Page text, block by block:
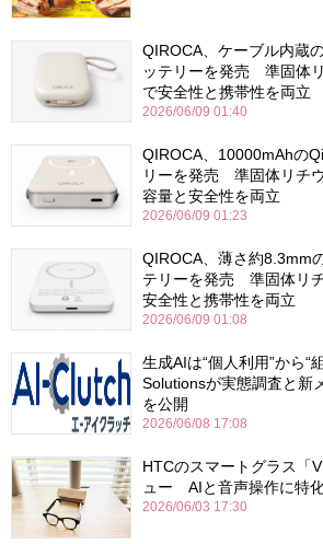
QIROCA、ケーブル内蔵
ッテリーを発売 準固体
で安全性と携帯性を両立
2026/06/09 01:40
QIROCA、10000mAhの
リーを発売 準固体リチ
容量と安全性を両立
2026/06/09 01:23
QIROCA、薄さ約8.3mm
テリーを発売 準固体リ
安全性と携帯性を両立
2026/06/09 01:08
生成AIは“個人利用”から
Solutionsが実態調査と新
を公開
2026/06/08 17:08
HTCのスマートグラス「
ュー AIと音声操作に特
2026/06/03 17:30